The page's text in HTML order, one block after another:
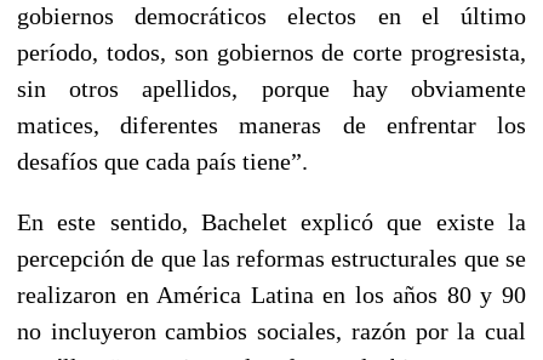
gobiernos democráticos electos en el último
período, todos, son gobiernos de corte progresista,
sin otros apellidos, porque hay obviamente
matices, diferentes maneras de enfrentar los
desafíos que cada país tiene”.
En este sentido, Bachelet explicó que existe la
percepción de que las reformas estructurales que se
realizaron en América Latina en los años 80 y 90
no incluyeron cambios sociales, razón por la cual